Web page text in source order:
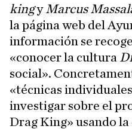
kingy Marcus
la página web del
información se
«conocer la cultura
social».
«técnicas
investigar sobre el
Drag King» usando